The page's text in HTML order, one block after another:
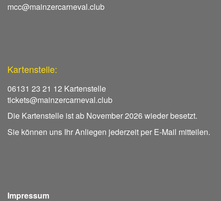
mcc@mainzercarneval.club
Kartenstelle:
06131 23 21 12 Kartenstelle
tickets@mainzercarneval.club
Die Kartenstelle ist ab November 2026 wieder besetzt.
Sie können uns Ihr Anliegen jederzeit per E-Mail mitteilen.
Impressum